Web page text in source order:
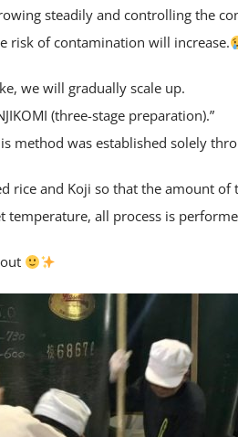
steadily and controlling the
risk of contamination will increase.
we will gradually scale up.
(three-stage preparation).”
method was established solely
rice and Koji so that the amount
temperature, all process is